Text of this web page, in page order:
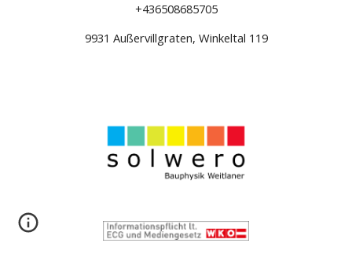
+436508685705
9931 Außervillgraten, Winkeltal 119